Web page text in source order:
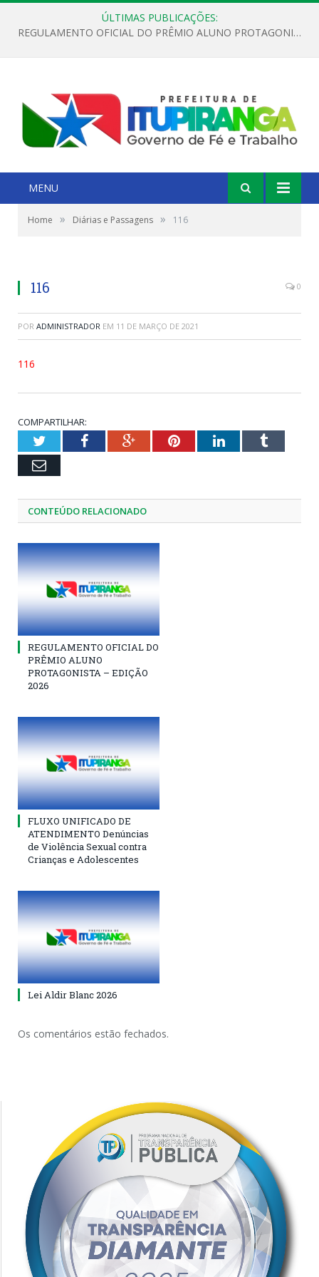
ÚLTIMAS PUBLICAÇÕES:
REGULAMENTO OFICIAL DO PRÊMIO ALUNO PROTAGONISTA – EDIÇÃO 2026
MENU
Home » Diárias e Passagens » 116
116 0
POR ADMINISTRADOR EM 11 DE MARÇO DE 2021
116
COMPARTILHAR:
TwitterFacebookGoogle+PinterestLinkedInTumblr
Email
CONTEÚDO RELACIONADO
REGULAMENTO OFICIAL DO
PRÊMIO ALUNO
PROTAGONISTA – EDIÇÃO
2026
FLUXO UNIFICADO DE
ATENDIMENTO Denúncias
de Violência Sexual contra
Crianças e Adolescentes
Lei Aldir Blanc 2026
Os comentários estão fechados.